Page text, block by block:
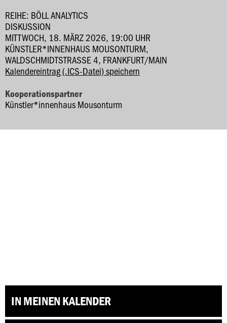
REIHE: BÖLL ANALYTICS
DISKUSSION
MITTWOCH, 18. MÄRZ 2026, 19:00 UHR
KÜNSTLER*INNENHAUS MOUSONTURM,
WALDSCHMIDTSTRASSE 4, FRANKFURT/MAIN
Kalendereintrag (.ICS-Datei) speichern
Kooperationspartner
Künstler*innenhaus Mousonturm
IN MEINEN KALENDER